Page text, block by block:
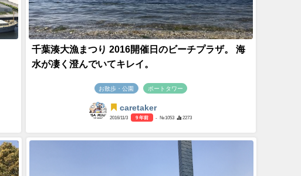
千葉湊大漁まつり 2016開催日のビーチプラザ。 海
水が凄く澄んでいてキレイ。
お散歩・公園 ポートタワー
caretaker
2016/11/3 9 年前 - №1053 2273